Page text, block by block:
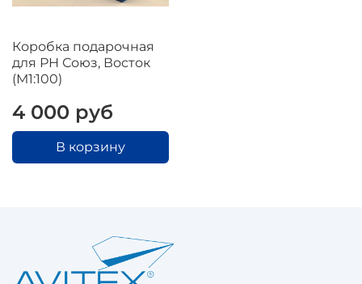
Коробка подарочная
для РН Союз, Восток
(М1:100)
4 000 руб
В корзину